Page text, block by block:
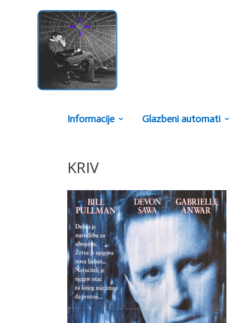
Informacije Glazbeni automati
KRIV